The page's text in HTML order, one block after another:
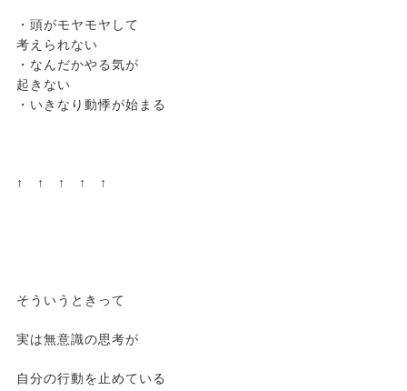
・頭がモヤモヤして
考えられない
・なんだかやる気が
起きない
・いきなり動悸が始まる
↑ ↑ ↑ ↑ ↑
そういうときって
実は無意識の思考が
自分の行動を止めている